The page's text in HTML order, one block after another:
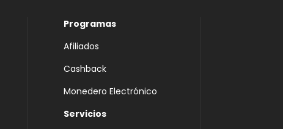
Programas
Afiliados
Cashback
Monedero Electrónico
Servicios